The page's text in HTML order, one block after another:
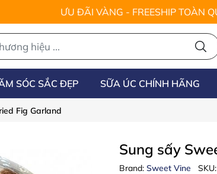
ƯU ĐÃI VÀNG - FREESHIP TOÀN
SÓC SẮC ĐẸP SỮA ÚC CHÍNH HÃNG
Fig Garland
Sung sấy
Brand: Sweet Vine SKU: